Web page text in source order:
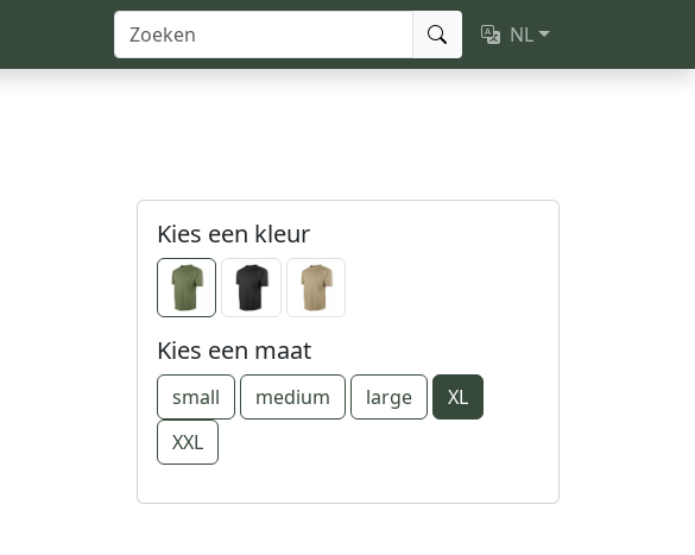
NL
Kies een kleur
Kies een maat
small medium large
XL
XXL